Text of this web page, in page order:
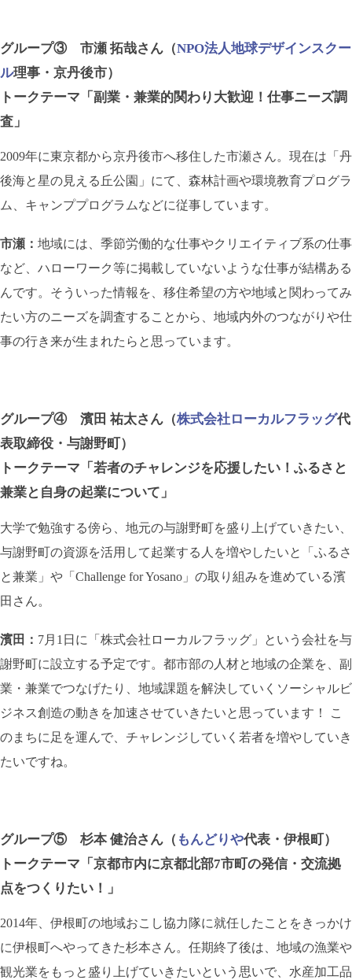
グループ③ 市瀬 拓哉さん（NPO法人地球デザインスクー
ル理事・京丹後市）
トークテーマ「副業・兼業的関わり大歓迎！仕事ニーズ調
査」
2009年に東京都から京丹後市へ移住した市瀬さん。現在は「丹
後海と星の見える丘公園」にて、森林計画や環境教育プログラ
ム、キャンププログラムなどに従事しています。
市瀬： 地域には、季節労働的な仕事やクリエイティブ系の仕事
など、ハローワーク等に掲載していないような仕事が結構ある
んです。そういった情報を、移住希望の方や地域と関わってみ
たい方のニーズを調査することから、地域内外のつながりや仕
事の行き来が生まれたらと思っています。
グループ④ 濱田 祐太さん（株式会社ローカルフラッグ代
表取締役・与謝野町）
トークテーマ「若者のチャレンジを応援したい！ふるさと
兼業と自身の起業について」
大学で勉強する傍ら、地元の与謝野町を盛り上げていきたい、
与謝野町の資源を活用して起業する人を増やしたいと「ふるさ
と兼業」や「Challenge for Yosano」の取り組みを進めている濱
田さん。
濱田： 7月1日に「株式会社ローカルフラッグ」という会社を与
謝野町に設立する予定です。都市部の人材と地域の企業を、副
業・兼業でつなげたり、地域課題を解決していくソーシャルビ
ジネス創造の動きを加速させていきたいと思っています！ こ
のまちに足を運んで、チャレンジしていく若者を増やしていき
たいですね。
グループ⑤ 杉本 健治さん（ もんどりや代表・伊根町）
トークテーマ「京都市内に京都北部7市町の発信・交流拠
点をつくりたい！」
2014年、伊根町の地域おこし協力隊に就任したことをきっかけ
に伊根町へやってきた杉本さん。任期終了後は、地域の漁業や
観光業をもっと盛り上げていきたいという思いで、水産加工品